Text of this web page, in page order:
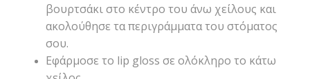
βουρτσάκι στο κέντρο του άνω χείλους και
ακολούθησε τα περιγράμματα του στόματος
σου.
Εφάρμοσε το lip gloss σε ολόκληρο το κάτω